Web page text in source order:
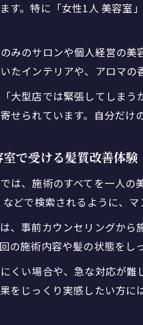
す。特に「女性1人 美容
みのサロンや個人経営の
たインテリアや、アロマの
大型店では緊張してしま
せられています。自分だけ
で受ける髪質改善体験
は、施術のすべてを一人の
などで検索されるように、
、事前カウンセリングか
の施術内容や髪の状態をし
くい場合や、急な対応が
をじっくり実感したい方に